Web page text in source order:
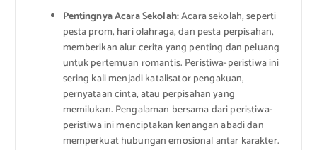
Pentingnya Acara Sekolah:Acara sekolah, seperti
pesta prom, hari olahraga, dan pesta perpisahan,
memberikan alur cerita yang penting dan peluang
untuk pertemuan romantis. Peristiwa-peristiwa ini
sering kali menjadi katalisator pengakuan,
pernyataan cinta, atau perpisahan yang
memilukan. Pengalaman bersama dari peristiwa-
peristiwa ini menciptakan kenangan abadi dan
memperkuat hubungan emosional antar karakter.